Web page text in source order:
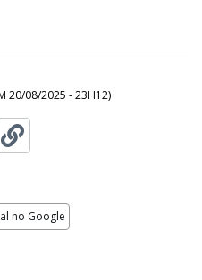
20/08/2025 - 23H12)
no Google